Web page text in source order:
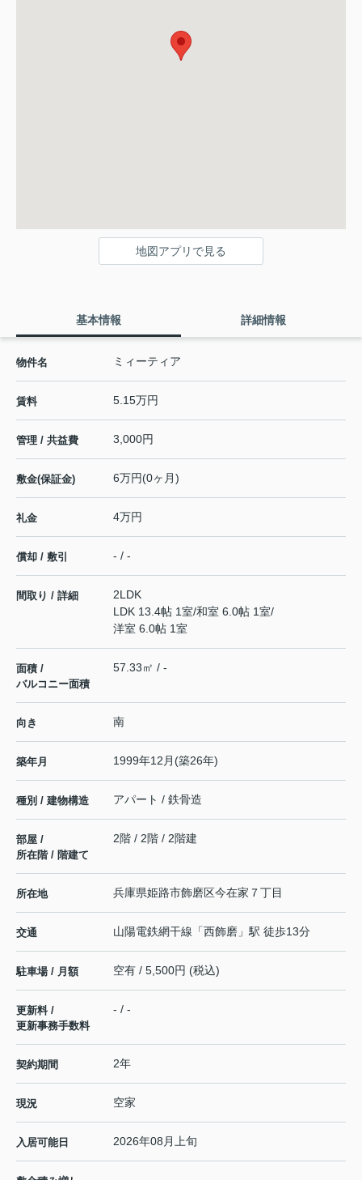
地図アプリで見る
基本情報 詳細情報
物件名 ミィーティア
賃料 5.15万円
管理 / 共益費 3,000円
敷金(保証金) 6万円(0ヶ月)
礼金 4万円
償却 / 敷引 - / -
間取り / 詳細
2LDK
LDK 13.4帖 1室/和室 6.0帖 1室/
洋室 6.0帖 1室
面積 /
バルコニー面積
57.33㎡ / -
向き 南
築年月 1999年12月(築26年)
種別 / 建物構造 アパート / 鉄骨造
部屋 /
所在階 / 階建て
2階 / 2階 / 2階建
所在地 兵庫県姫路市飾磨区今在家 ７丁目
交通 山陽電鉄網干線 「西飾磨 」駅 徒歩13分
駐車場 / 月額 空有 / 5,500円 (税込)
更新料 /
更新事務手数料
- / -
契約期間 2年
現況 空家
入居可能日 2026年08月上旬